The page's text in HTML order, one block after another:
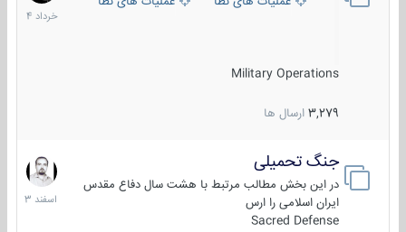
Military Operations
3,279 ارسال ها
1404
جنگ تحمیلی
در این بخش مطالب مرتبط با هشت سال دفاع مقدس
ایران اسلامی را ارس
Sacred Defense
20
اسفند
1403